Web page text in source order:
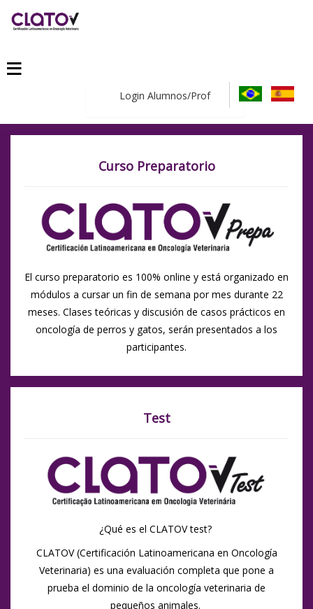
≡
Login Alumnos/Prof
Curso Preparatorio
El curso preparatorio es 100% online y está organizado en
módulos a cursar un fin de semana por mes durante 22
meses. Clases teóricas y discusión de casos prácticos en
oncología de perros y gatos, serán presentados a los
participantes.
Test
¿Qué es el CLATOV test?
CLATOV (Certificación Latinoamericana en Oncología
Veterinaria) es una evaluación completa que pone a
prueba el dominio de la oncología veterinaria de
pequeños animales.